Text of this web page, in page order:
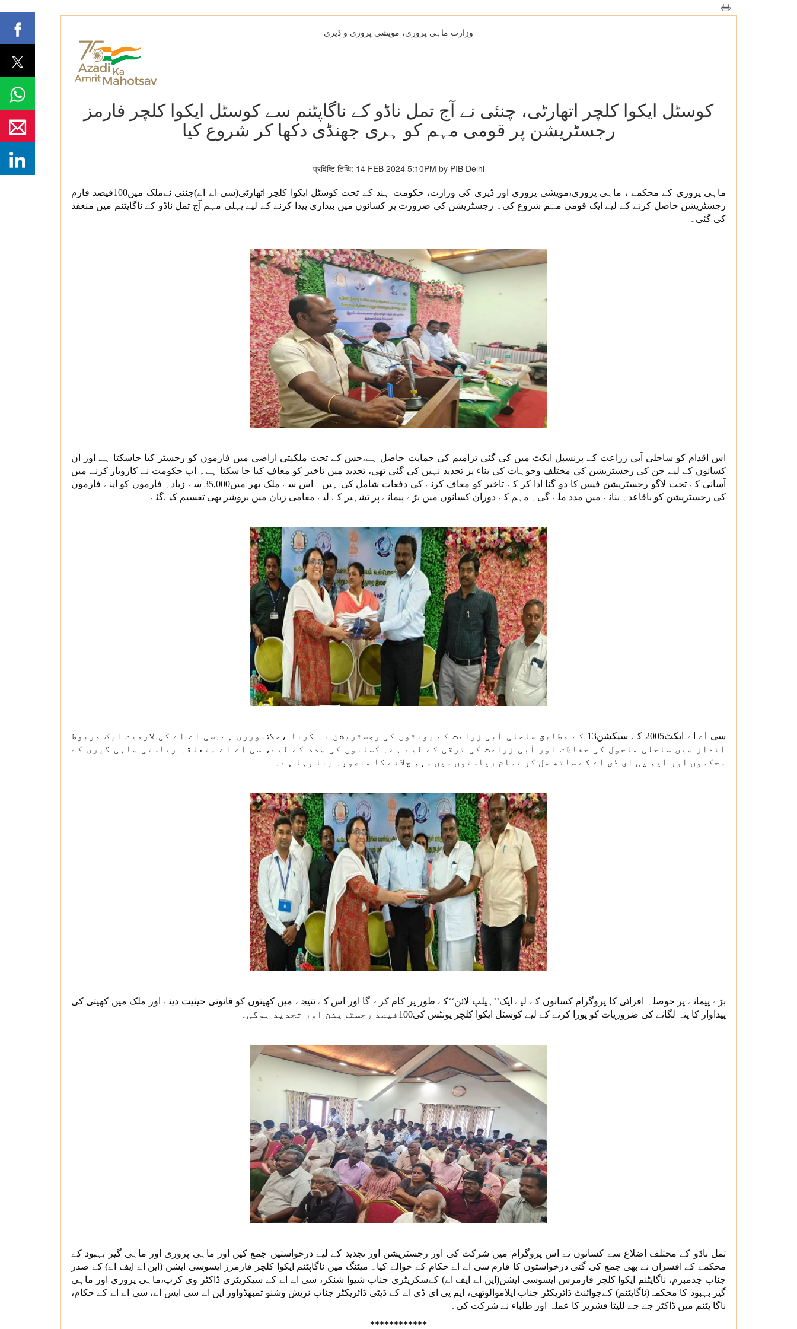
وزارت ماہی پروری، مویشی پروری و ڈیری
کوسٹل ایکوا کلچر اتھارٹی، چنئی نے آج تمل ناڈو کے ناگاپٹنم سے کوسٹل ایکوا کلچر فارمز
رجسٹریشن پر قومی مہم کو ہری جھنڈی دکھا کر شروع کیا
प्रविष्टि तिथि: 14 FEB 2024 5:10PM by PIB Delhi
ماہی پروری کے محکمے ، ماہی پروری،مویشی پروری اور ڈیری کی وزارت، حکومت ہند کے تحت کوسٹل ایکوا کلچر اتھارٹی(سی اے اے)چنئی نےملک میں100فیصد فارم
رجسٹریشن حاصل کرنے کے لیے ایک قومی مہم شروع کی۔ رجسٹریشن کی ضرورت پر کسانوں میں بیداری پیدا کرنے کے لیے پہلی مہم آج تمل ناڈو کے ناگاپٹنم میں منعقد
کی گئی۔
اس اقدام کو ساحلی آبی زراعت کے پرنسپل ایکٹ میں کی گئی ترامیم کی حمایت حاصل ہے،جس کے تحت ملکیتی اراضی میں فارموں کو رجسٹر کیا جاسکتا ہے اور ان
کسانوں کے لیے جن کی رجسٹریشن کی مختلف وجوہات کی بناء پر تجدید نہیں کی گئی تھی، تجدید میں تاخیر کو معاف کیا جا سکتا ہے۔ اب حکومت نے کاروبار کرنے میں
آسانی کے تحت لاگو رجسٹریشن فیس کا دو گنا ادا کر کے تاخیر کو معاف کرنے کی دفعات شامل کی ہیں۔ اس سے ملک بھر میں35,000 سے زیادہ فارموں کو اپنے فارموں
کی رجسٹریشن کو باقاعدہ بنانے میں مدد ملے گی۔ مہم کے دوران کسانوں میں بڑے پیمانے پر تشہیر کے لیے مقامی زبان میں بروشر بھی تقسیم کیےگئے۔
سی اے اے ایکٹ2005 کے سیکشن13 کے مطابق ساحلی آبی زراعت کے یونٹوں کی رجسٹریشن نہ کرنا ،خلاف ورزی ہے۔سی اے اے کی لازمیت ایک مربوط
انداز میں ساحلی ماحول کی حفاظت اور آبی زراعت کی ترقی کے لیے ہے۔ کسانوں کی مدد کے لیے، سی اے اے متعلقہ ریاستی ماہی گیری کے
محکموں اور ایم پی ای ڈی اے کے ساتھ مل کر تمام ریاستوں میں مہم چلانے کا منصوبہ بنا رہا ہے۔
بڑے پیمانے پر حوصلہ افزائی کا پروگرام کسانوں کے لیے ایک’’ہیلپ لائن‘‘کے طور پر کام کرے گا اور اس کے نتیجے میں کھیتوں کو قانونی حیثیت دینے اور ملک میں کھیتی کی
پیداوار کا پتہ لگانے کی ضروریات کو پورا کرنے کے لیے کوسٹل ایکوا کلچر یونٹس کی100فیصد رجسٹریشن اور تجدید ہوگی۔
تمل ناڈو کے مختلف اضلاع سے کسانوں نے اس پروگرام میں شرکت کی اور رجسٹریشن اور تجدید کے لیے درخواستیں جمع کیں اور ماہی پروری اور ماہی گیر بہبود کے
محکمے کے افسران نے بھی جمع کی گئی درخواستوں کا فارم سی اے اے حکام کے حوالے کیا۔ میٹنگ میں ناگاپٹنم ایکوا کلچر فارمرز ایسوسی ایشن (این اے ایف اے) کے صدر
جناب چدمبرم، ناگاپٹنم ایکوا کلچر فارمرس ایسوسی ایشن(این اے ایف اے) کےسکریٹری جناب شیوا شنکر، سی اے اے کے سیکریٹری ڈاکٹر وی کرپ،ماہی پروری اور ماہی
گیر بہبود کا محکمہ(ناگاپٹنم) کےجوائنٹ ڈائریکٹر جناب ایلاموالوتھی، ایم پی ای ڈی اے کے ڈپٹی ڈائریکٹر جناب نریش وشنو تمبھڈواور این اے سی ایس اے، سی اے اے کے حکام،
ناگا پٹنم میں ڈاکٹر جے جے للیتا فشریز کا عملہ اور طلباء نے شرکت کی۔
************